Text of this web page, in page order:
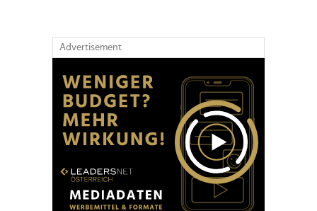
Advertisement